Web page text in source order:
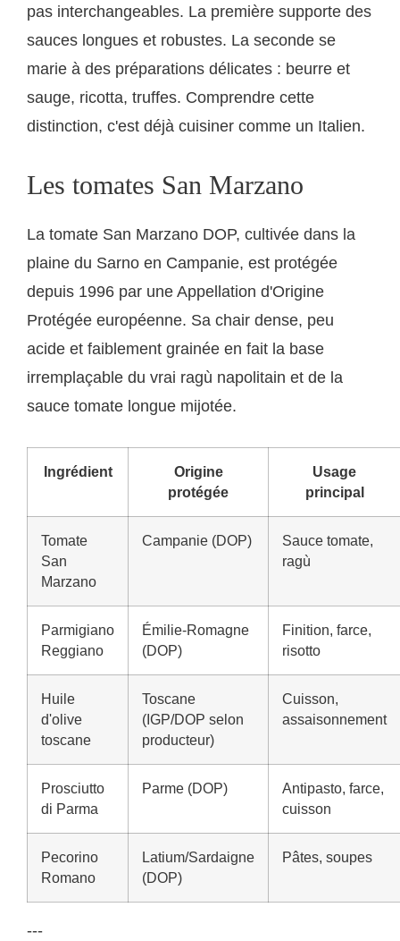
pas interchangeables. La première supporte des
sauces longues et robustes. La seconde se
marie à des préparations délicates : beurre et
sauge, ricotta, truffes. Comprendre cette
distinction, c'est déjà cuisiner comme un Italien.
Les tomates San Marzano
La tomate San Marzano DOP, cultivée dans la
plaine du Sarno en Campanie, est protégée
depuis 1996 par une Appellation d'Origine
Protégée européenne. Sa chair dense, peu
acide et faiblement grainée en fait la base
irremplaçable du vrai ragù napolitain et de la
sauce tomate longue mijotée.
Ingrédient
Origine
protégée
Usage
principal
Tomate
San
Marzano
Campanie (DOP)
Sauce tomate,
ragù
Parmigiano
Reggiano
Émilie-Romagne
(DOP)
Finition, farce,
risotto
Huile
d'olive
toscane
Toscane
(IGP/DOP selon
producteur)
Cuisson,
assaisonnement
Prosciutto
di Parma
Parme (DOP)
Antipasto, farce,
cuisson
Pecorino
Romano
Latium/Sardaigne
(DOP)
Pâtes, soupes
---